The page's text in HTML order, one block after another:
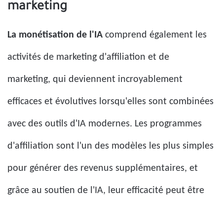
marketing
La monétisation de l'IA comprend également les
activités de marketing d'affiliation et de
marketing, qui deviennent incroyablement
efficaces et évolutives lorsqu'elles sont combinées
avec des outils d'IA modernes. Les programmes
d'affiliation sont l'un des modèles les plus simples
pour générer des revenus supplémentaires, et
grâce au soutien de l'IA, leur efficacité peut être